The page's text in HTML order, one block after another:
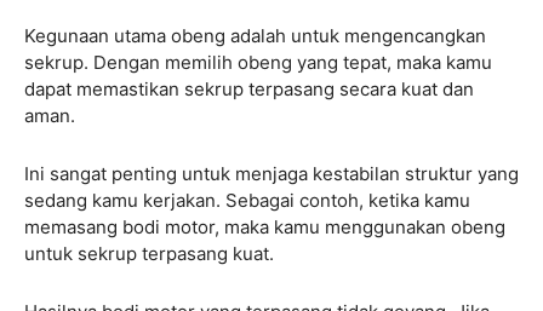
Kegunaan utama obeng adalah untuk mengencangkan
sekrup. Dengan memilih obeng yang tepat, maka kamu
dapat memastikan sekrup terpasang secara kuat dan
aman.
Ini sangat penting untuk menjaga kestabilan struktur yang
sedang kamu kerjakan. Sebagai contoh, ketika kamu
memasang bodi motor, maka kamu menggunakan obeng
untuk sekrup terpasang kuat.